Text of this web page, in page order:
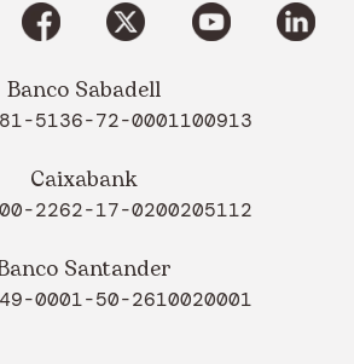
Banco Sabadell
5136-72-0001100913
Caixabank
2262-17-0200205112
Santander
0001-50-2610020001